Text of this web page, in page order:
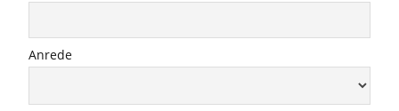
Anrede